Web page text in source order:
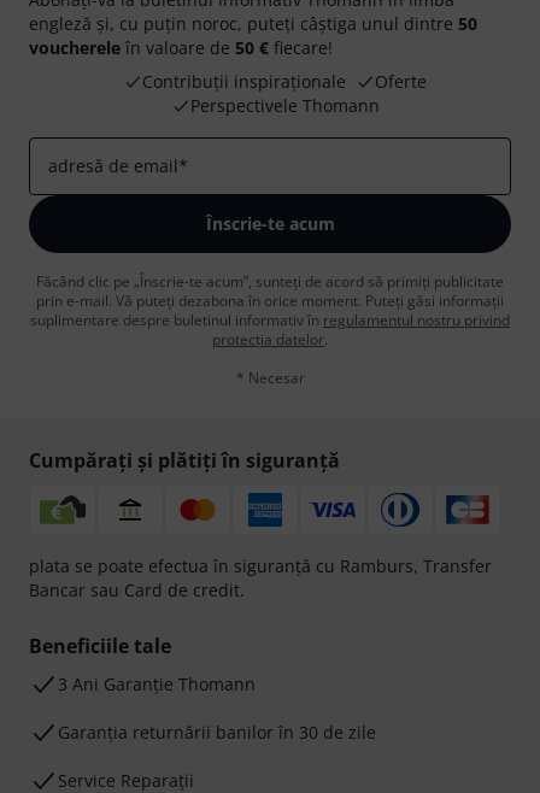
engleză și, cu puțin noroc, puteți câștiga unul dintre 50
voucherele în valoare de 50 € fiecare!
Contribuții inspiraționale
Oferte
Perspectivele Thomann
adresă de email*
Înscrie-te acum
Făcând clic pe „Înscrie-te acum”, sunteți de acord să primiți publicitate
prin e-mail. Vă puteți dezabona în orice moment. Puteți găsi informații
suplimentare despre buletinul informativ în regulamentul nostru privind
protecția datelor.
* Necesar
Cumpărați și plătiți în siguranță
plata se poate efectua în siguranță cu Ramburs, Transfer
Bancar sau Card de credit.
Beneficiile tale
3 Ani Garanție Thomann
Garanţia returnării banilor în 30 de zile
Service Reparații